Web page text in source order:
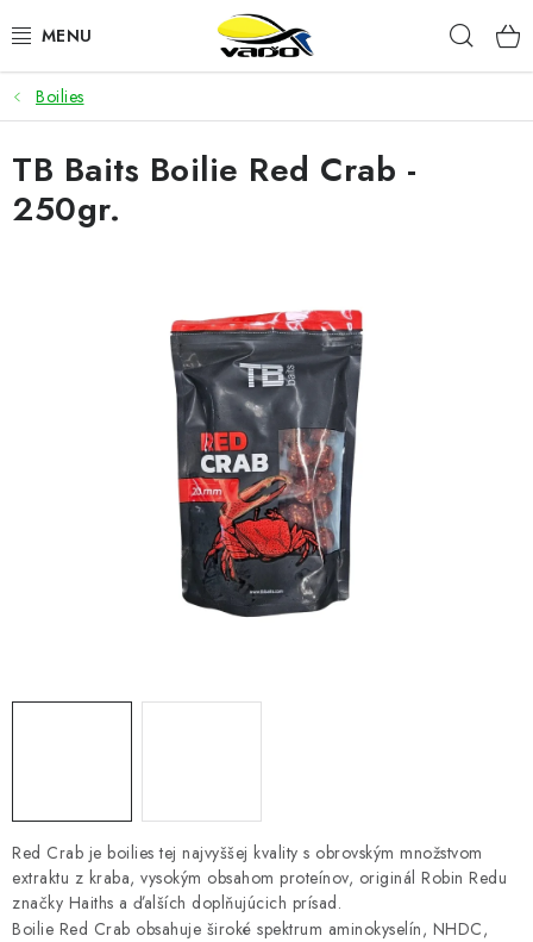
na
ŽIVÁ NÁSTRAHA
BIŽUTÉRIA
FEEDER
PRETEKÁRSKE SEDAČKY
KONTAKTY
ZNAČKY
Boilies
Red Crab je boilies tej najvyššej kvality s obrovským množstvom
extraktu z kraba, vysokým obsahom proteínov, originál Robin Redu
značky Haiths a ďalších doplňujúcich prísad.
Boilie Red Crab obsahuje široké spektrum aminokyselín, NHDC,
TB Baits Boilie Red Crab -
250gr.